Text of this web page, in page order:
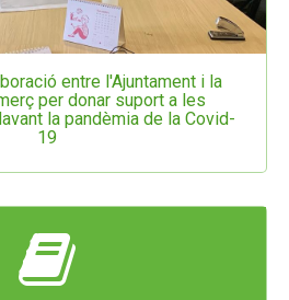
entre l'Ajuntament i la
per donar suport a les
la pandèmia de la Covid-
19